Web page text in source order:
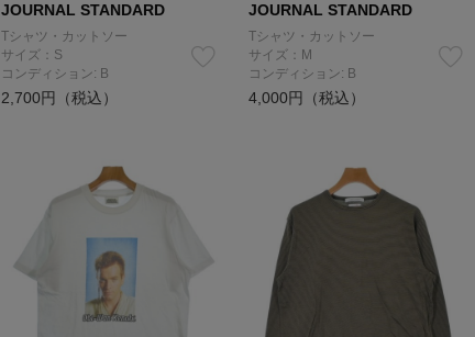
JOURNAL STANDARD
Tシャツ・カットソー
サイズ：S
コンディション: B
2,700円（税込）
JOURNAL STANDARD
Tシャツ・カットソー
サイズ：M
コンディション: B
4,000円（税込）